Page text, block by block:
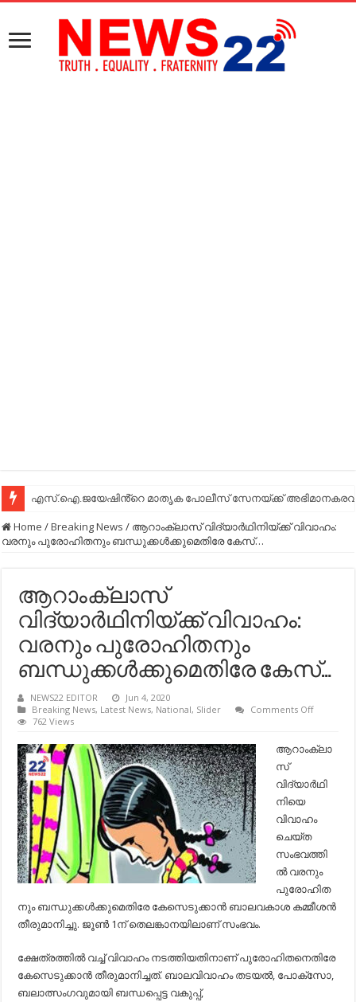
എസ്.ഐ.ജയേഷിൻ്റെ മാതൃക പോലീസ് സേനയ്ക്ക്
Home /Breaking News / ആറാംക്ലാസ് വിദ്യാര്‍ഥിനിയ്ക്ക് വിവാഹം:
വരനും പുരോഹിതനും ബന്ധുക്കള്‍ക്കുമെതിരേ കേസ്…
ആറാംക്ലാസ്
വിദ്യാര്‍ഥിനിയ്ക്ക് വിവാഹം:
വരനും പുരോഹിതനും
ബന്ധുക്കള്‍ക്കുമെതിരേ കേസ്…
NEWS22 EDITOR
Jun 4, 2020
Breaking News, Latest News, National, Slider Comments Offon
വിവാഹം:
വരനും
കേസ്…
762 Views
ആറാംക്ലാ
സ്
വിദ്യാര്‍ഥി
നിയെ
വിവാഹം
ചെയ്ത
സംഭവത്തി
ല്‍ വരനും
പുരോഹിത
നും ബന്ധുക്കള്‍ക്കുമെതിരേ കേസെടുക്കാന്‍ ബാലവകാശ കമ്മീശന്‍
തീരുമാനിച്ചു. ജൂണ്‍ 1ന് തെലങ്കാനയിലാണ് സംഭവം.
ക്ഷേത്രത്തില്‍ വച്ച്‌ വിവാഹം നടത്തിയതിനാണ് പുരോഹിതനെതിരേ
കേസെടുക്കാന്‍ തീരുമാനിച്ചത്. ബാലവിവാഹം തടയല്‍, പോക്സോ,
ബലാത്സംഗവുമായി ബന്ധപ്പെട്ട വകുപ്പ്,